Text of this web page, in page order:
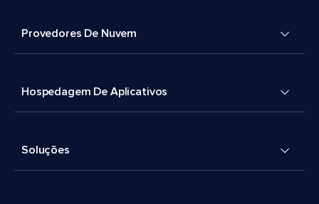
Provedores De Nuvem
Hospedagem De Aplicativos
Soluções